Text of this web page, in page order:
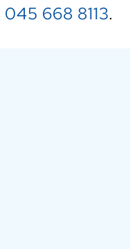
045 668 8113.